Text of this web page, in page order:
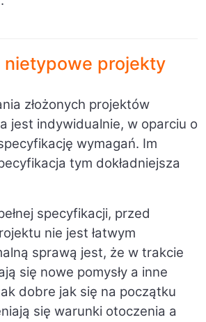
nietypowe projekty
złożonych projektów
jest indywidualnie, w oparciu o
wymagań. Im
tym dokładniejsza
specyfikacji, przed
nie jest łatwym
sprawą jest, że w trakcie
się nowe pomysły a inne
dobre jak się na początku
się warunki otoczenia a